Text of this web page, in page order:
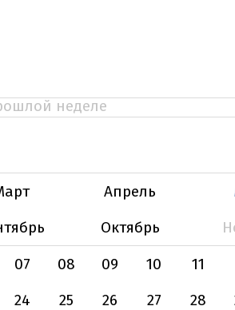
неделе
Апрель
Октябрь
07 08 09 10 11
24 25 26 27 28